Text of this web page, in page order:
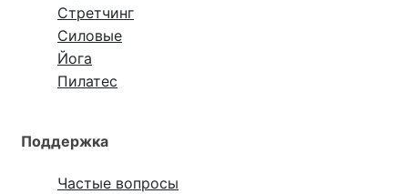
Стретчинг
Силовые
Йога
Пилатес
Поддержка
Частые вопросы